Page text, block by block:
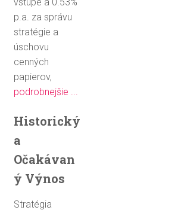
vstupe a 0.53%
p.a. za správu
stratégie a
úschovu
cenných
papierov,
podrobnejšie ...
Historický
a
Očakávan
ý Výnos
Stratégia